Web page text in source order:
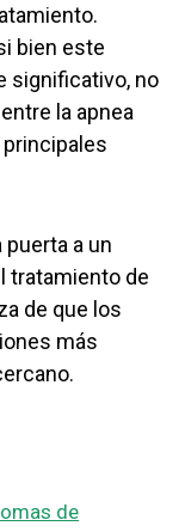
bien este
significativo, no
la apnea
principales
a un
tratamiento de
de que los
más
de